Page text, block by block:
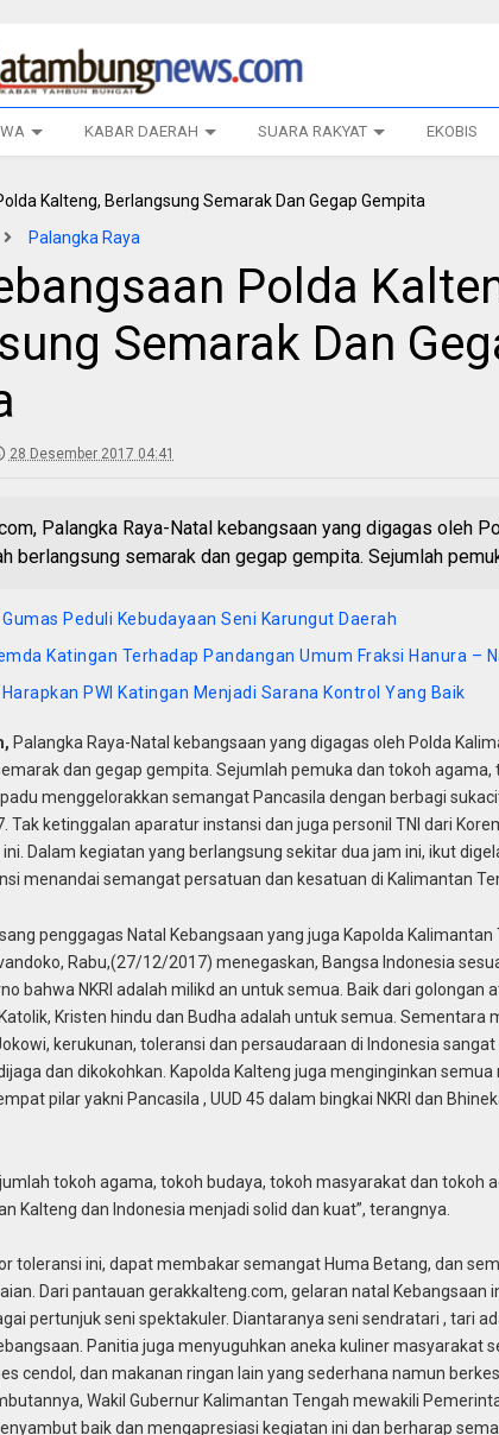
KABAR DAERAH SUARA RAKYAT EKOBIS
Palangka Raya
Polda
Semarak Dan
28 Desember 2017 04:41
Palangka Raya-Natal kebangsaan yang digagas oleh
berlangsung semarak dan gegap gempita. Sejumlah
Peduli Kebudayaan Seni Karungut Daerah
Katingan Terhadap Pandangan Umum Fraksi Hanura –
PWI Katingan Menjadi Sarana Kontrol Yang Baik
Palangka Raya-Natal kebangsaan yang digagas oleh Polda
dan gegap gempita. Sejumlah pemuka dan tokoh agama,
menggelorakkan semangat Pancasila dengan berbagi
Tak ketinggalan aparatur instansi dan juga personil TNI dari
Dalam kegiatan yang berlangsung sekitar dua jam ini, ikut
menandai semangat persatuan dan kesatuan di Kalimantan
penggagas Natal Kebangsaan yang juga Kapolda Kalimantan
Rabu,(27/12/2017) menegaskan, Bangsa Indonesia
bahwa NKRI adalah milikd an untuk semua. Baik dari golongan
Kristen hindu dan Budha adalah untuk semua. Sementara
kerukunan, toleransi dan persaudaraan di Indonesia
dan dikokohkan. Kapolda Kalteng juga menginginkan
pilar yakni Pancasila , UUD 45 dalam bingkai NKRI dan
tokoh agama, tokoh budaya, tokoh masyarakat dan tokoh
Kalteng dan Indonesia menjadi solid dan kuat”, terangnya.
toleransi ini, dapat membakar semangat Huma Betang, dan
Dari pantauan gerakkalteng.com, gelaran natal Kebangsaan
pertunjuk seni spektakuler. Diantaranya seni sendratari , tari
Panitia juga menyuguhkan aneka kuliner masyarakat
cendol, dan makanan ringan lain yang sederhana namun
Wakil Gubernur Kalimantan Tengah mewakili
baik dan mengapresiasi kegiatan ini dan berharap